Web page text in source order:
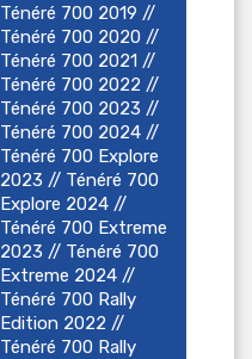
Ténéré 700 2019 //
Ténéré 700 2020 //
Ténéré 700 2021 //
Ténéré 700 2022 //
Ténéré 700 2023 //
Ténéré 700 2024 //
Ténéré 700 Explore
2023 // Ténéré 700
Explore 2024 //
Ténéré 700 Extreme
2023 // Ténéré 700
Extreme 2024 //
Ténéré 700 Rally
Edition 2022 //
Ténéré 700 Rally